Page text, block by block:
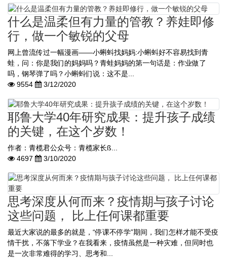
什么是温柔但有力量的管教？养娃即修
行，做一个敏锐的父母
网上曾流传过一幅漫画——小蝌蚪找妈妈:小蝌蚪好不容易找到青
蛙，问：你是我们的妈妈吗？青蛙妈妈的第一句话是：作业做了
吗，钢琴弹了吗？小蝌蚪们说：这不是...
9554
3/12/2020
耶鲁大学40年研究成果：提升孩子成绩
的关键，在这个岁数！
作者：青榄君公众号：青榄家长ß...
4697
3/10/2020
思考深度从何而来？疫情期与孩子讨论
这些问题， 比上任何课都重要
最近大家说的最多的就是，“停课不停学”期间，我们怎样才能不受疫
情干扰，不落下学业？在我看来，疫情虽然是一种灾难，但同时也
是一次非常难得的学习、思考和...